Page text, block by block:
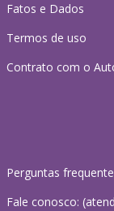
Fatos e Dados
Termos de uso
Contrato com o
Perguntas
Fale conosco: